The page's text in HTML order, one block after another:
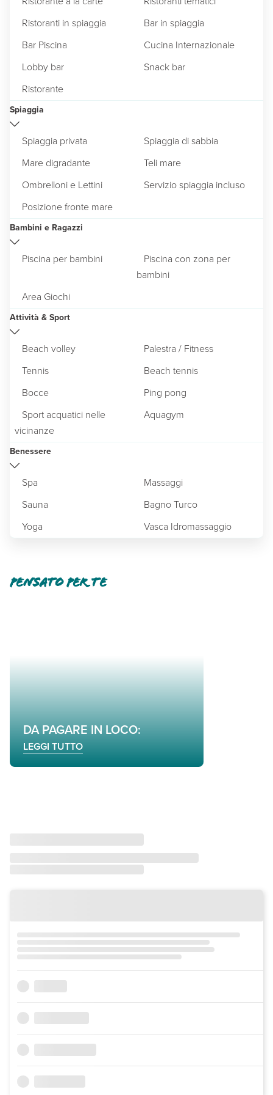
Ristoranti in spiaggia
Bar in spiaggia
Bar Piscina
Cucina Internazionale
Lobby bar
Snack bar
Ristorante
Spiaggia
Spiaggia privata
Spiaggia di sabbia
Mare digradante
Teli mare
Ombrelloni e Lettini
Servizio spiaggia incluso
Posizione fronte mare
Bambini e Ragazzi
Piscina per bambini
Piscina con zona per
bambini
Area Giochi
Attività & Sport
Beach volley
Palestra / Fitness
Tennis
Beach tennis
Bocce
Ping pong
Sport acquatici nelle
vicinanze
Aquagym
Benessere
Spa
Massaggi
Sauna
Bagno Turco
Yoga
Vasca Idromassaggio
Pensato per te
DA PAGARE IN LOCO:
LEGGI TUTTO